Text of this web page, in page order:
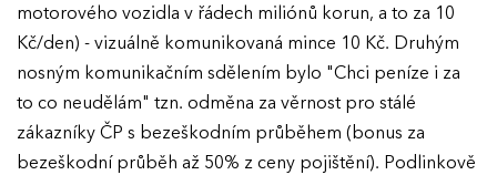
motorového vozidla v řádech miliónů korun, a to za 10
Kč/den) - vizuálně komunikovaná mince 10 Kč. Druhým
nosným komunikačním sdělením bylo "Chci peníze i za
to co neudělám" tzn. odměna za věrnost pro stálé
zákazníky ČP s bezeškodním průběhem (bonus za
bezeškodní průběh až 50% z ceny pojištění). Podlinkově